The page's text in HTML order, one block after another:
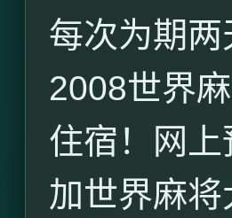
每次为期两
2008世界
住宿！网
加世界麻